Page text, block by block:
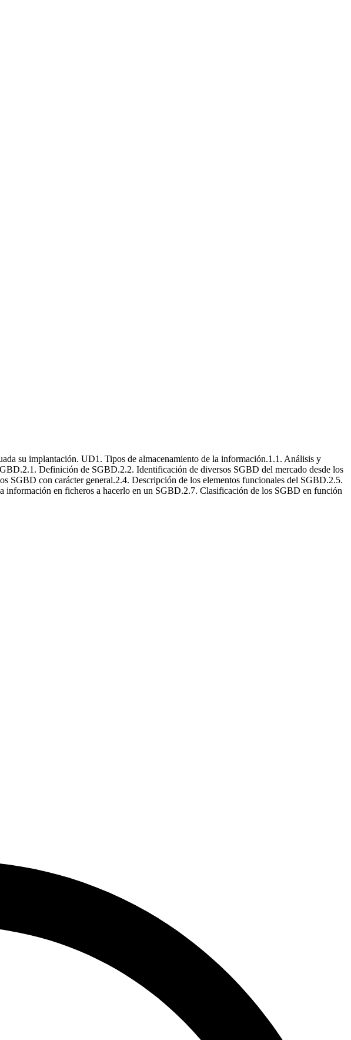
su implantación. UD1. Tipos de almacenamiento de la información.1.1. Análisis y
Definición de SGBD.2.2. Identificación de diversos SGBD del mercado desde los
SGBD con carácter general.2.4. Descripción de los elementos funcionales del SGBD.2.5.
información en ficheros a hacerlo en un SGBD.2.7. Clasificación de los SGBD en función